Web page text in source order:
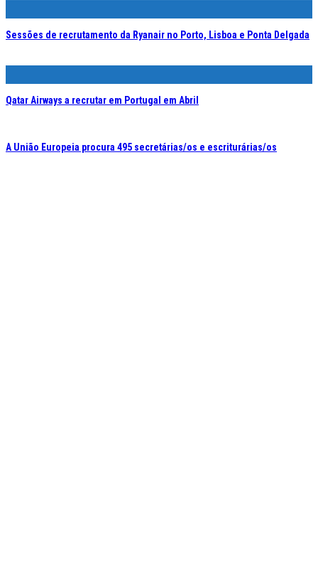
Sessões de recrutamento da Ryanair no Porto, Lisboa e Ponta Delgada
Qatar Airways a recrutar em Portugal em Abril
A União Europeia procura 495 secretárias/os e escriturárias/os